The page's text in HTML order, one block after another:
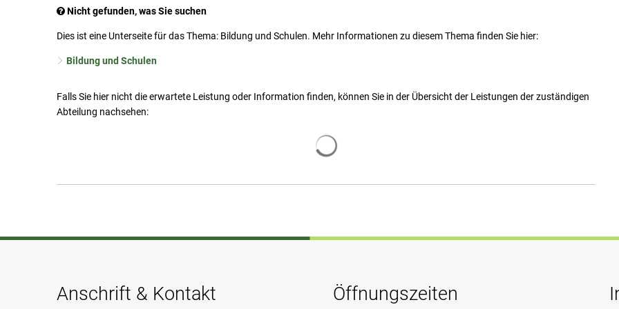
Nicht gefunden, was Sie suchen
Dies ist eine Unterseite für das Thema: Bildung und Schulen. Mehr Informationen zu diesem Thema finden Sie hier:
Bildung und Schulen
Falls Sie hier nicht die erwartete Leistung oder Information finden, können Sie in der Übersicht der Leistungen der zuständigen
Abteilung nachsehen:
Anschrift & Kontakt Öffnungszeiten